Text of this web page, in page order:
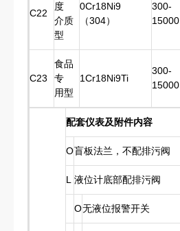
C22
度
介质
型
0Cr18Ni9
（304）
300-
15000
C23
食品
专
用型
1Cr18Ni9Ti
300-
15000
配套仪表及附件内容
O盲板法兰，不配排污阀
L 液位计底部配排污阀
O无液位报警开关